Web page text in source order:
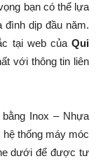
bạn có thể lựa
dịp đầu năm.
tại web của Qui
với thông tin liên
Inox – Nhựa
thống máy móc
dưới để được tư